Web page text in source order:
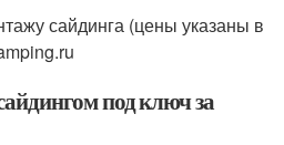
сайдинга (цены указаны в
под ключ за